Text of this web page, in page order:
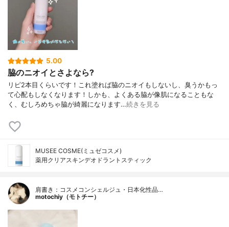
5.00
脇のニオイとさよなら?
リピ2本目くらいです！これ塗れば脇のニオイもしないし、臭うかもっ
て心配もしなくなります！しかも、よくある脇が像肌になることもな
く、むしろめちゃ脇が綺麗になります…続きを見る
MUSEE COSME(ミュゼコスメ)
薬用クリアスキンデオドラントスティック
肩書き：コスメコンシェルジュ・日本化性品…
motochiy（モトチー）